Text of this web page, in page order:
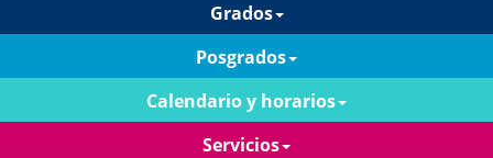
Grados
Posgrados
Calendario y horarios
Servicios